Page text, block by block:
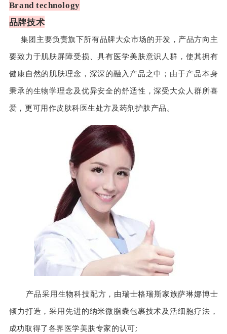
Brand technology
品牌技术
集团主要负责旗下所有品牌大众市场的开发，产品方向主
要致力于肌肤屏障受损、具有医学美肤意识人群，使其拥有
健康自然的肌肤理念，深深的融入产品之中； 由于产品本身
秉承的生物学理念及优异安全的舒适性，深受大众人群所喜
爱，更可用作皮肤科医生处方及药剂护肤产品。
产品采用生物科技配方，由瑞士格瑞斯家族萨琳娜博士
倾力打造，采用先进的纳米微脂囊包裹技术及活细胞疗法，
成功取得了各界医学美肤专家的认可;